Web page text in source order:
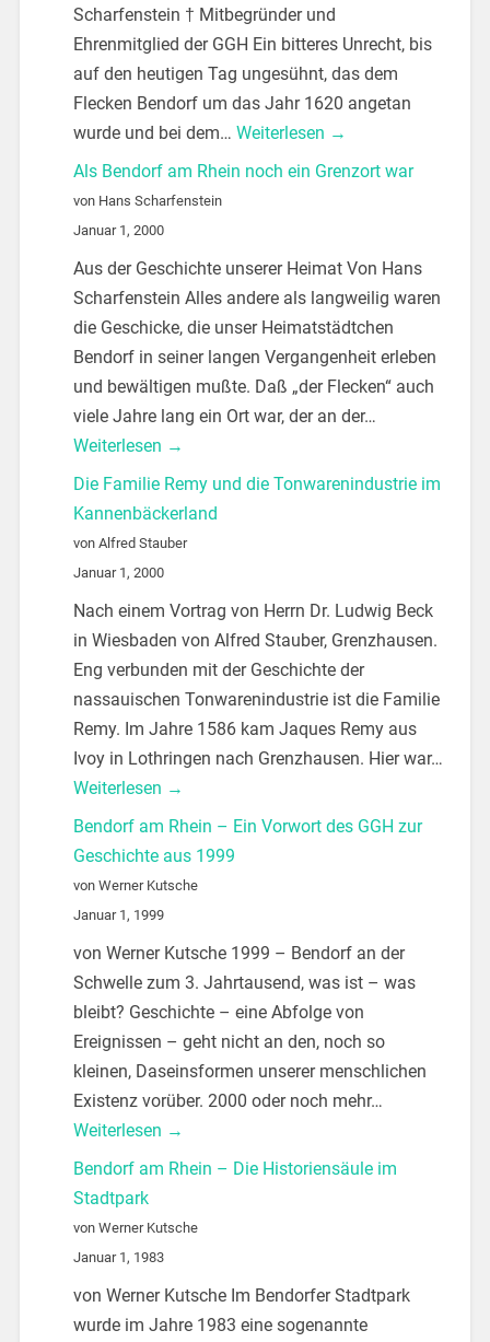
Scharfenstein † Mitbegründer und
Ehrenmitglied der GGH Ein bitteres Unrecht, bis
auf den heutigen Tag ungesühnt, das dem
Flecken Bendorf um das Jahr 1620 angetan
wurde und bei dem… Weiterlesen →
Als Bendorf am Rhein noch ein Grenzort war
von Hans Scharfenstein
Januar 1, 2000
Aus der Geschichte unserer Heimat Von Hans
Scharfenstein Alles andere als langweilig waren
die Geschicke, die unser Heimatstädtchen
Bendorf in seiner langen Vergangenheit erleben
und bewältigen mußte. Daß „der Flecken“ auch
viele Jahre lang ein Ort war, der an der…
Weiterlesen →
Die Familie Remy und die Tonwarenindustrie im
Kannenbäckerland
von Alfred Stauber
Januar 1, 2000
Nach einem Vortrag von Herrn Dr. Ludwig Beck
in Wiesbaden von Alfred Stauber, Grenzhausen.
Eng verbunden mit der Geschichte der
nassauischen Tonwarenindustrie ist die Familie
Remy. Im Jahre 1586 kam Jaques Remy aus
Ivoy in Lothringen nach Grenzhausen. Hier war…
Weiterlesen →
Bendorf am Rhein – Ein Vorwort des GGH zur
Geschichte aus 1999
von Werner Kutsche
Januar 1, 1999
von Werner Kutsche 1999 – Bendorf an der
Schwelle zum 3. Jahrtausend, was ist – was
bleibt? Geschichte – eine Abfolge von
Ereignissen – geht nicht an den, noch so
kleinen, Daseinsformen unserer menschlichen
Existenz vorüber. 2000 oder noch mehr…
Weiterlesen →
Bendorf am Rhein – Die Historiensäule im
Stadtpark
von Werner Kutsche
Januar 1, 1983
von Werner Kutsche Im Bendorfer Stadtpark
wurde im Jahre 1983 eine sogenannte